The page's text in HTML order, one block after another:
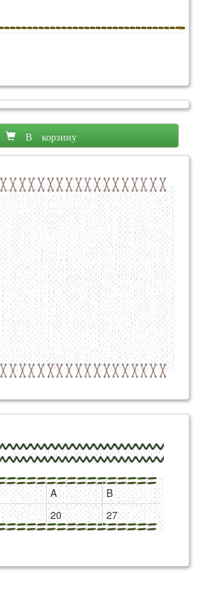
В корзину
A
B
20 27